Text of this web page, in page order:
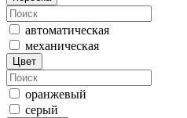
автоматическая
механическая
Цвет
оранжевый
серый